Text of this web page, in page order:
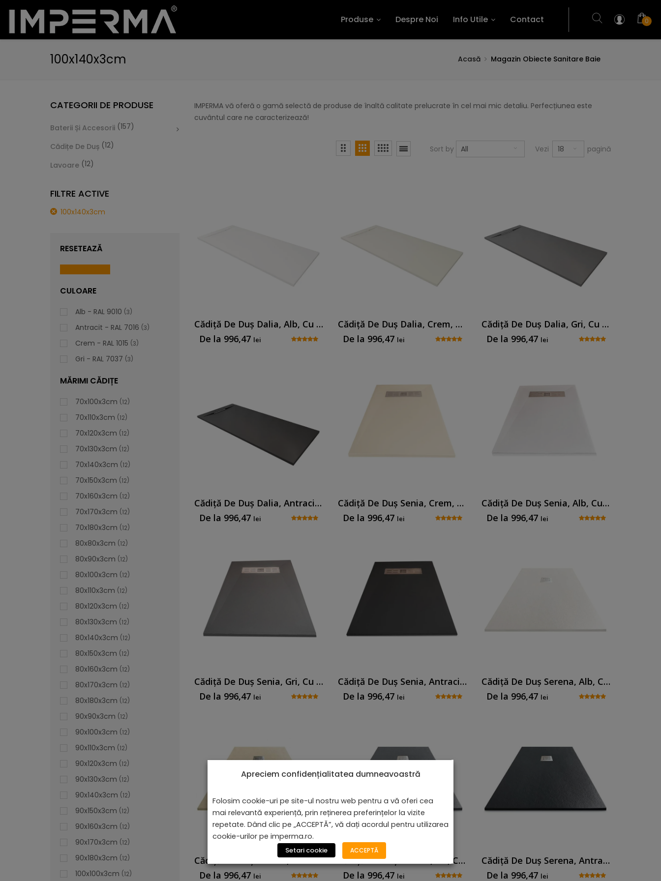
Produse Despre Noi Info Utile Contact 0
100x140x3cm Acasă Magazin Obiecte Sanitare Baie
IMPERMA vă oferă o gamă selectă de produse de înaltă calitate prelucrate în cel mai mic detaliu. Perfecțiunea este
cuvântul care ne caracterizează!
Sort by All Vezi 18 pagină
Cădiță De Duș Dalia, Alb, Cu Sifon Inclus
De la 996,47 lei
Cădiță De Duș Dalia, Crem, Cu Sifon Inclus
De la 996,47 lei
Cădiță De Duș Dalia, Gri, Cu Sifon Inclus
De la 996,47 lei
Cădiță De Duș Dalia, Antracit, Cu Sifon Inclus
De la 996,47 lei
Cădiță De Duș Senia, Crem, Cu Sifon Inclus
De la 996,47 lei
Cădiță De Duș Senia, Alb, Cu Sifon Inclus
De la 996,47 lei
Cădiță De Duș Senia, Gri, Cu Sifon Inclus
De la 996,47 lei
Cădiță De Duș Senia, Antracit, Cu Sifon Inclus
De la 996,47 lei
Cădiță De Duș Serena, Alb, Cu Sifon Inclus
De la 996,47 lei
Cădiță De Duș Serena, Crem, Cu Sifon Inclus
De la 996,47 lei
Cădiță De Duș Serena, Gri, Cu Sifon Inclus
De la 996,47 lei
Cădiță De Duș Serena, Antracit, Cu Sifon Inclus
De la 996,47 lei
CATEGORII DE PRODUSE
Baterii Și Accesorii (157)
Cădițe De Duș (12)
Lavoare (12)
FILTRE ACTIVE
100x140x3cm
RESETEAZĂ
CULOARE
Alb - RAL 9010 3
Antracit - RAL 7016 3
Crem - RAL 1015 3
Gri - RAL 7037 3
MĂRIMI CĂDIȚE
70x100x3cm 12
70x110x3cm 12
70x120x3cm 12
70x130x3cm 12
70x140x3cm 12
70x150x3cm 12
70x160x3cm 12
70x170x3cm 12
70x180x3cm 12
80x80x3cm 12
80x90x3cm 12
80x100x3cm 12
80x110x3cm 12
80x120x3cm 12
80x130x3cm 12
80x140x3cm 12
80x150x3cm 12
80x160x3cm 12
80x170x3cm 12
80x180x3cm 12
90x90x3cm 12
90x100x3cm 12
90x110x3cm 12
90x120x3cm 12
90x130x3cm 12
90x140x3cm 12
90x150x3cm 12
90x160x3cm 12
90x170x3cm 12
90x180x3cm 12
100x100x3cm 12
Apreciem confidențialitatea dumneavoastră
Folosim cookie-uri pe site-ul nostru web pentru a vă oferi cea
mai relevantă experiență, prin reținerea preferințelor la vizite
repetate. Dând clic pe „ACCEPTĂ”, vă dați acordul pentru utilizarea
cookie-urilor pe imperma.ro.
Setari cookie ACCEPTĂ